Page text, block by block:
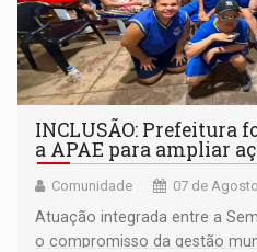
INCLUSÃO: Prefeitura
a APAE para ampliar
Comunidade 07 de
Atuação integrada entre a
o compromisso da gestão